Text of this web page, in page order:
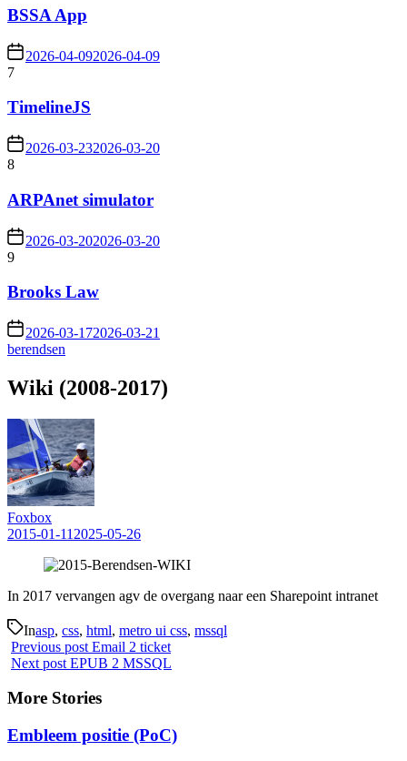
BSSA App
2026-04-092026-04-09
7
TimelineJS
2026-03-232026-03-20
8
ARPAnet simulator
2026-03-202026-03-20
9
Brooks Law
2026-03-172026-03-21
berendsen
Wiki (2008-2017)
Foxbox
2015-01-11 2025-05-26
In 2017 vervangen agv de overgang naar een Sharepoint intranet
Inasp, css, html, metro ui css, mssql
Previous post Email 2 ticket
Next post EPUB 2 MSSQL
More Stories
Embleem positie (PoC)